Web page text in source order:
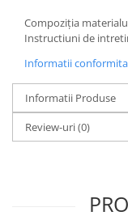
Cutii, curele si
Genti si accesorii
Imbracaminte barbati
Imbracaminte femei
Imbracaminte si
Ochelari de soare
Compoziția
Instructiuni de
Informatii
Informatii Produse
Review-uri(0)